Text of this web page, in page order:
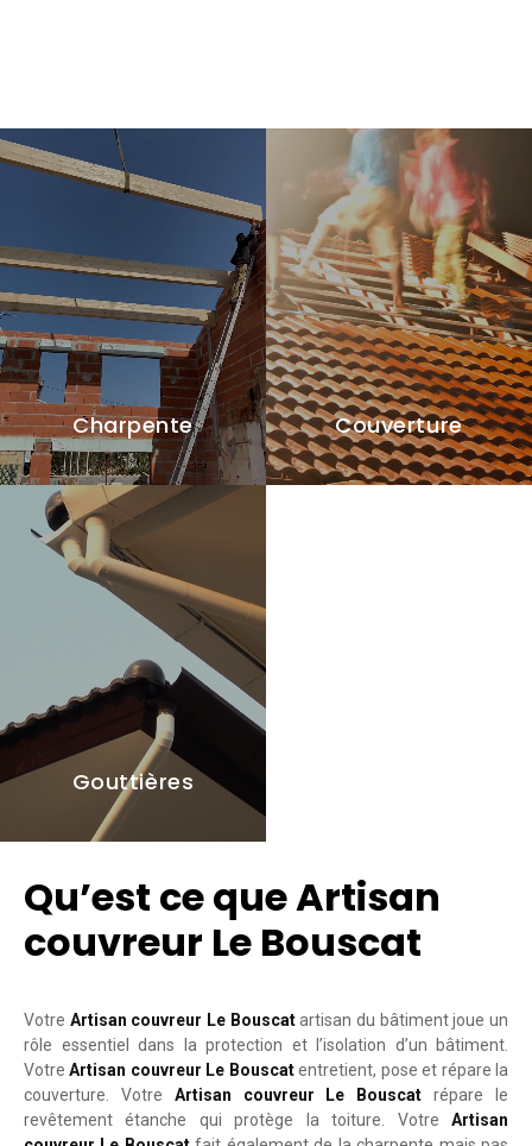
Charpente Couverture
Gouttières
Qu’est ce que Artisan
couvreur Le Bouscat
Votre Artisan couvreur Le Bouscatartisan du bâtiment joue un
rôle essentiel dans la protection et l’isolation d’un bâtiment.
VotreArtisan couvreur Le Bouscatentretient, pose et répare la
couverture. Votre Artisan couvreur Le Bouscat répare le
revêtement étanche qui protège la toiture. Votre Artisan